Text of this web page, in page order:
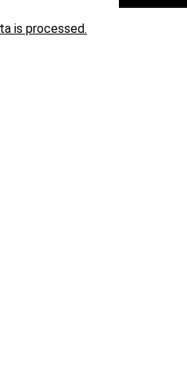
is processed.